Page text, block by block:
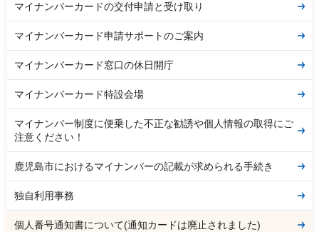
マイナンバーカードの交付申請と受け取り
マイナンバーカード申請サポートのご案内
マイナンバーカード窓口の休日開庁
マイナンバーカード特設会場
マイナンバー制度に便乗した不正な勧誘や個人情報の取得にご
注意ください！
鹿児島市におけるマイナンバーの記載が求められる手続き
独自利用事務
個人番号通知書について(通知カードは廃止されました)